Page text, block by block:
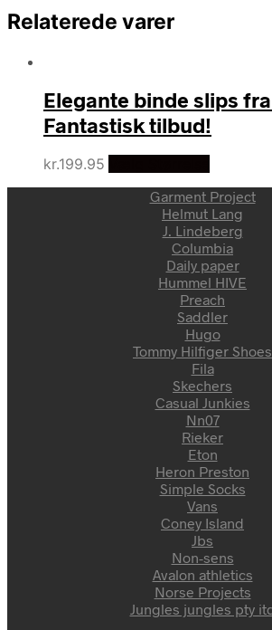
Relaterede varer
Elegante binde slips
Fantastisk tilbud!
kr.199.95
Garment Project
Helmut Lang
J. Lindeberg
Columbia
Daily paper
Hummel HIVE
Preach
Saddler
Hugo
Tommy Hilfiger Shoes
Fila
Skechers
Casual Junkies
Nn07
Rieker
Eton
Heron Preston
Simple Socks
Vans
Coney Island
Jbs
Non-sens
Avalon athletics
Norse Projects
Jungles jungles pty